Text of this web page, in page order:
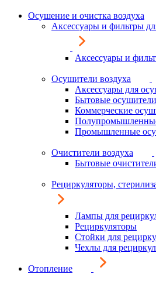
Осушение и очистка воздуха
Аксессуары и фильтры
Аксессуары и
Осушители воздуха
Аксессуары для
Бытовые осушители
Коммерческие
Промышленные
Очистители воздуха
Бытовые
Рециркуляторы,
Лампы для
Рециркуляторы
Стойки для
Чехлы для
Отопление